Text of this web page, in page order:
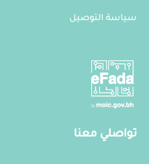
سياسة التوصيل
تواصلي معنا